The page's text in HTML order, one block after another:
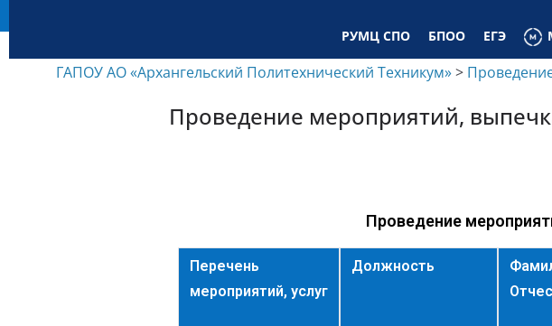
РУМЦ СПО БПОО ЕГЭ
ГАПОУ АО «Архангельский Политехнический Техникум»>
Проведение мероприятий,
Проведение
Перечень
мероприятий, услуг
Должность